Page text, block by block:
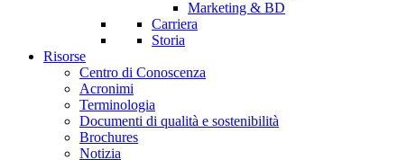
Marketing & BD
Carriera
Storia
Risorse
Centro di Conoscenza
Acronimi
Terminologia
Documenti di qualità e sostenibilità
Brochures
Notizia